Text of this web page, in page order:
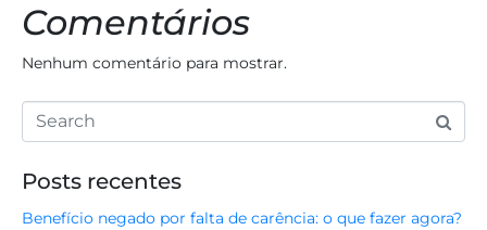
Comentários
Nenhum comentário para mostrar.
Posts recentes
Benefício negado por falta de carência: o que fazer agora?